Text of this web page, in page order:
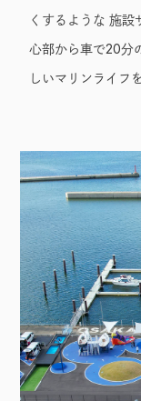
くするような 施設
心部から車で20分
しいマリンライフ